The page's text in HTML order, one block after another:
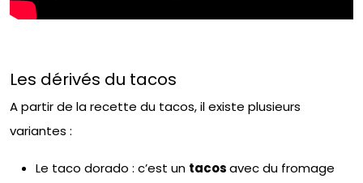
Les dérivés du tacos
A partir de la recette du tacos, il existe plusieurs
variantes :
Le taco dorado : c’est un tacosavec du fromage